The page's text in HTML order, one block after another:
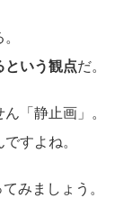
という観点だ。
「静止画」。
ですよね。
みましょう。